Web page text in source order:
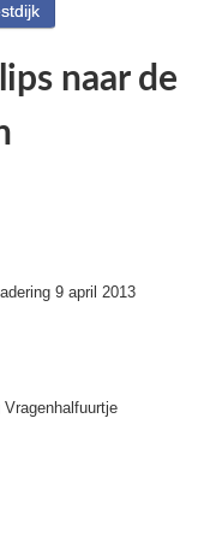
naar de
9 april 2013
Vragenhalfuurtje